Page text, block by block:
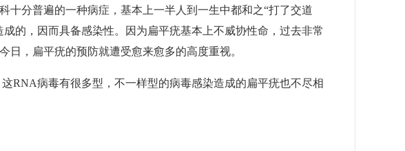
分普遍的一种病症，基本上一半人到一生中都和之“打了交道
的，因而具备感染性。因为扁平疣基本上不威协性命，过去非常
，扁平疣的预防就遭受愈来愈多的高度重视。
病毒有很多型，不一样型的病毒感染造成的扁平疣也不尽相